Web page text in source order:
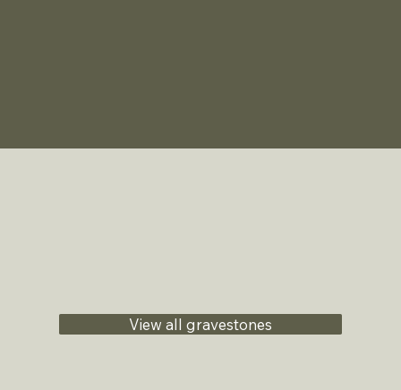
View all gravestones